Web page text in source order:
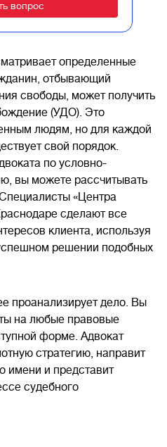
определенные
отбывающий
свободы, может получить
(УДО). Это
людям, но для каждой
свой порядок.
по условно-
вы можете рассчитывать
«Центра
сделают все
клиента, используя
решении подобных
проанализирует дело. Вы
на любые правовые
форме. Адвокат
стратегию, направит
имени и представит
судебного